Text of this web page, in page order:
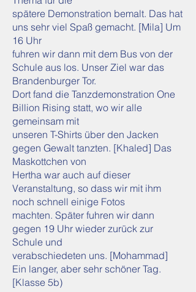
spätere Demonstration bemalt. Das hat
uns sehr viel Spaß gemacht. [Mila] Um
16 Uhr
fuhren wir dann mit dem Bus von der
Schule aus los. Unser Ziel war das
Brandenburger Tor.
Dort fand die Tanzdemonstration One
Billion Rising statt, wo wir alle
gemeinsam mit
unseren T-Shirts über den Jacken
gegen Gewalt tanzten. [Khaled] Das
Maskottchen von
Hertha war auch auf dieser
Veranstaltung, so dass wir mit ihm
noch schnell einige Fotos
machten. Später fuhren wir dann
gegen 19 Uhr wieder zurück zur
Schule und
verabschiedeten uns. [Mohammad]
Ein langer, aber sehr schöner Tag.
[Klasse 5b)